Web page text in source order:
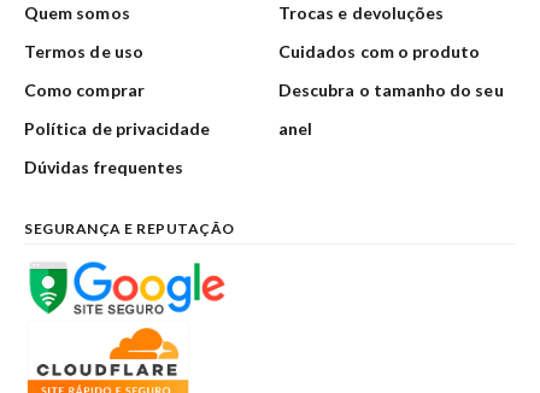
Quem somos
Termos de uso
Como comprar
Política de privacidade
Dúvidas frequentes
Trocas e devoluções
Cuidados com o produto
Descubra o tamanho do seu
anel
SEGURANÇA E REPUTAÇÃO